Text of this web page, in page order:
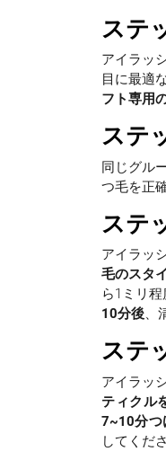
ステ
アイラッ
目に最適
フト専用
ステ
同じグル
つ毛を正
ステ
アイラッ
毛のスタ
ら1ミリ
10分後、
ステ
アイラッ
ティクル
7~10分つ
してくだ